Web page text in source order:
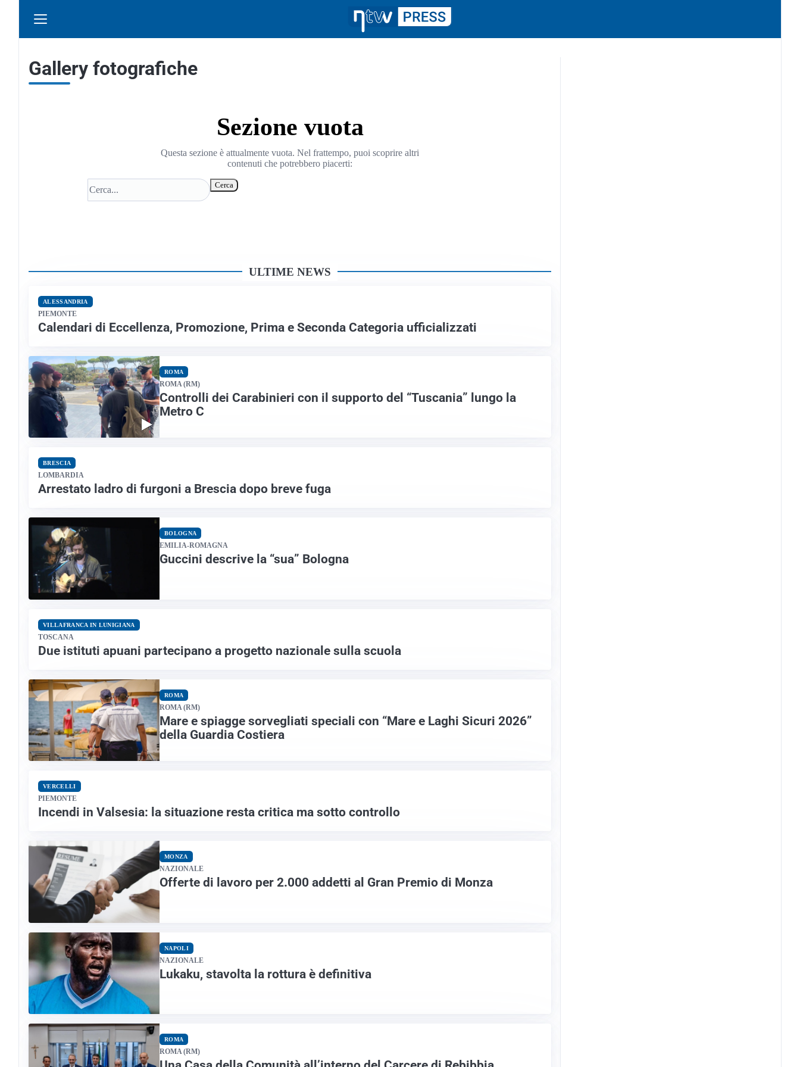
Gallery fotografiche
Sezione vuota
Questa sezione è attualmente vuota. Nel frattempo, puoi scoprire altri
contenuti che potrebbero piacerti:
Cerca
ULTIME NEWS
ALESSANDRIA
PIEMONTE
Calendari di Eccellenza, Promozione, Prima e Seconda Categoria ufficializzati
ROMA
ROMA (RM)
Controlli dei Carabinieri con il supporto del “Tuscania” lungo la
Metro C
BRESCIA
LOMBARDIA
Arrestato ladro di furgoni a Brescia dopo breve fuga
BOLOGNA
EMILIA-ROMAGNA
Guccini descrive la “sua” Bologna
VILLAFRANCA IN LUNIGIANA
TOSCANA
Due istituti apuani partecipano a progetto nazionale sulla scuola
ROMA
ROMA (RM)
Mare e spiagge sorvegliati speciali con “Mare e Laghi Sicuri 2026”
della Guardia Costiera
VERCELLI
PIEMONTE
Incendi in Valsesia: la situazione resta critica ma sotto controllo
MONZA
NAZIONALE
Offerte di lavoro per 2.000 addetti al Gran Premio di Monza
NAPOLI
NAZIONALE
Lukaku, stavolta la rottura è definitiva
ROMA
ROMA (RM)